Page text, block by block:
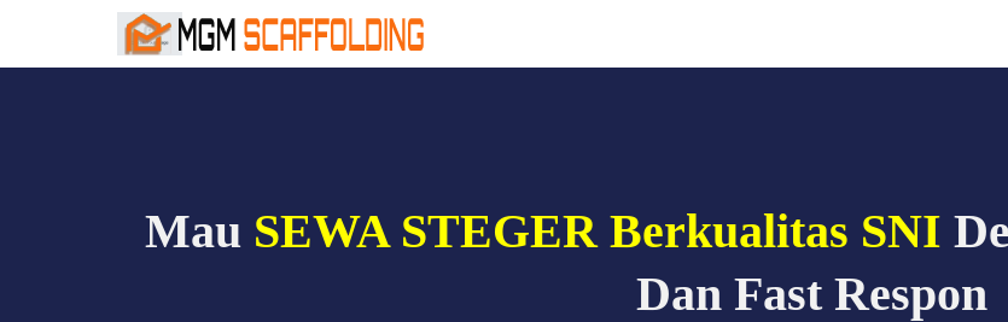
Mau SEWA STEGER Berkualitas SNI
Dan Fast Respon